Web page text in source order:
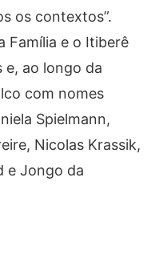
os contextos”.
Família e o Itiberê
e, ao longo da
com nomes
Spielmann,
Nicolas Krassik,
e Jongo da